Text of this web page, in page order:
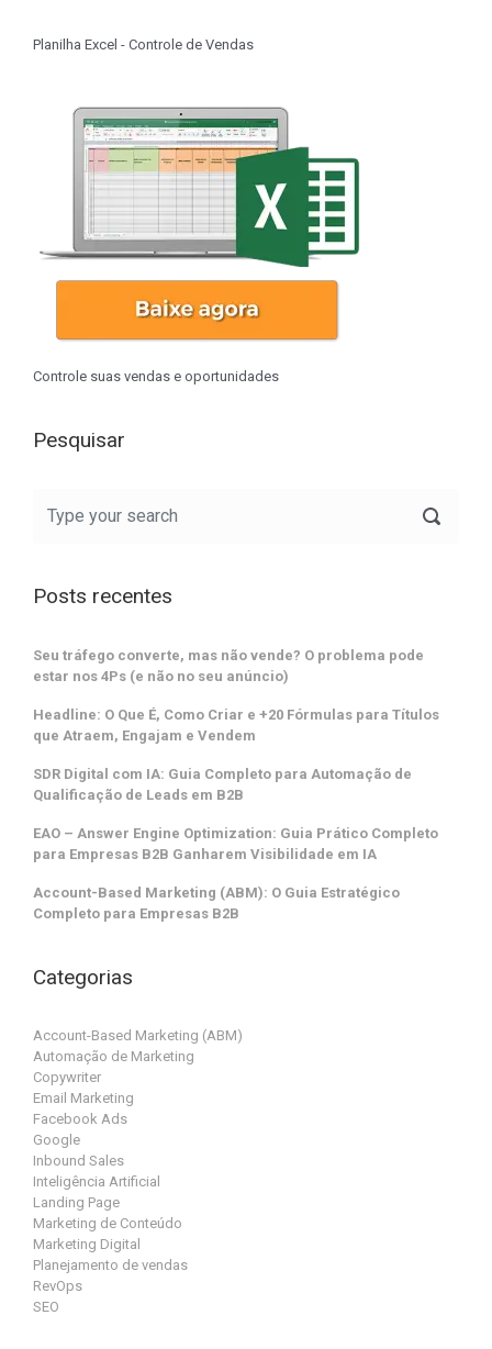
Planilha Excel - Controle de Vendas
Controle suas vendas e oportunidades
Pesquisar
Posts recentes
Seu tráfego converte, mas não vende? O problema pode
estar nos 4Ps (e não no seu anúncio)
Headline: O Que É, Como Criar e +20 Fórmulas para Títulos
que Atraem, Engajam e Vendem
SDR Digital com IA: Guia Completo para Automação de
Qualificação de Leads em B2B
EAO – Answer Engine Optimization: Guia Prático Completo
para Empresas B2B Ganharem Visibilidade em IA
Account-Based Marketing (ABM): O Guia Estratégico
Completo para Empresas B2B
Categorias
Account-Based Marketing (ABM)
Automação de Marketing
Copywriter
Email Marketing
Facebook Ads
Google
Inbound Sales
Inteligência Artificial
Landing Page
Marketing de Conteúdo
Marketing Digital
Planejamento de vendas
RevOps
SEO